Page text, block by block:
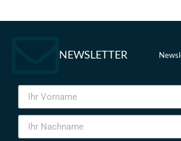
NEWSLETTER